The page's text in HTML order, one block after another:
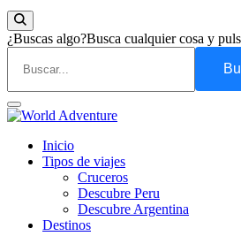
¿Buscas algo?Busca cualquier cosa y
World Adventure
Viajes Turismo Activo
Inicio
Tipos de viajes
Cruceros
Descubre Peru
Descubre Argentina
Destinos